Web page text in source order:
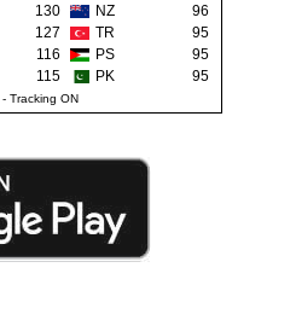
130 NZ
96
127 TR
95
116 PS
95
115 PK 95
- Tracking ON